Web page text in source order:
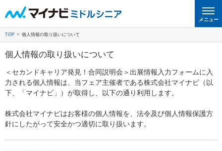
メニュー
TOP 個人情報の取り扱いについて
個人情報の取り扱いについて
＜セカンドキャリア発見！合同説明会＞出展情報入力フォームに入
力される個人情報は、当フェア主催者である株式会社マイナビ（以
下、「マイナビ」）が取得し、以下の通り利用します。
株式会社マイナビはお客様の個人情報を、法令及び個人情報保護方
針にしたがって安全かつ適切に取り扱います。